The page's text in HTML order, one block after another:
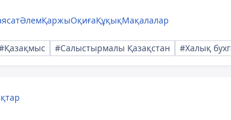
ӘлемҚаржыОқиғаҚұқықМақалалар
#Салыстырмалы Қазақстан #Халық